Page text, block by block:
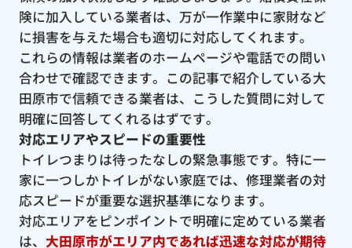
険に加入している業者は、万が一作業中に家財など
に損害を与えた場合も適切に対応してくれます。
これらの情報は業者のホームページや電話での問い
合わせで確認できます。この記事で紹介している大
田原市で信頼できる業者は、こうした質問に対して
明確に回答してくれるはずです。
対応エリアやスピードの重要性
トイレつまりは待ったなしの緊急事態です。特に一
家に一つしかトイレがない家庭では、修理業者の対
応スピードが重要な選択基準になります。
対応エリアをピンポイントで明確に定めている業者
は、 大田原市がエリア内であれば迅速な対応が期待